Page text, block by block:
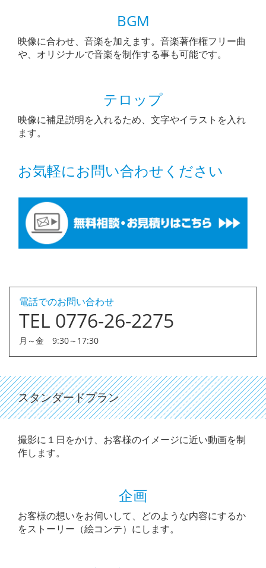
BGM
映像に合わせ、音楽を加えます。音楽著作権フリー曲
や、オリジナルで音楽を制作する事も可能です。
テロップ
映像に補足説明を入れるため、文字やイラストを入れ
ます。
お気軽にお問い合わせください
電話でのお問い合わせ
TEL 0776-26-2275
月～金 9:30～17:30
スタンダードプラン
撮影に１日をかけ、お客様のイメージに近い動画を制
作します。
企画
お客様の想いをお伺いして、どのような内容にするか
をストーリー（絵コンテ）にします。